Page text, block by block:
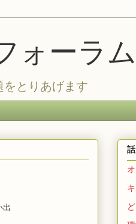
ォーラ
とりあげます
出